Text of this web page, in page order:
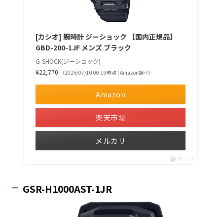
[カシオ] 腕時計 ジーショック 【国内正規品】
GBD-200-1JF メンズ ブラック
G-SHOCK(ジーショック)
¥22,770
（2026/07/10 00:19時点 | Amazon調べ）
Amazon
楽天市場
メルカリ
ポチップ
GSR-H1000AST-1JR